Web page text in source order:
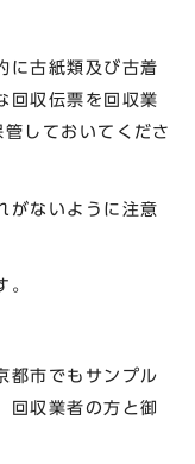
に古紙類及び古着
回収伝票を回収業
しておいてくださ
ないように注意
都市でもサンプル
回収業者の方と御